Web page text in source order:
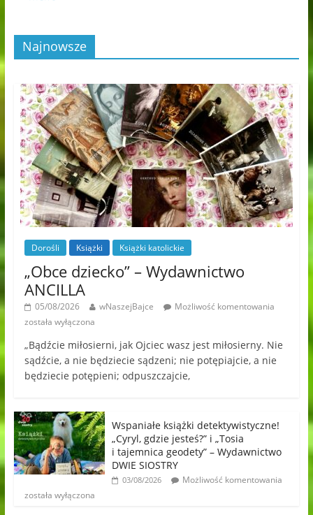
Najnowsze
Dorośli Książki Książki katolickie
„Obce dziecko” – Wydawnictwo
ANCILLA
05/08/2026 wNaszejBajce
Możliwość komentowania
została wyłączona
„Bądźcie miłosierni, jak Ojciec wasz jest miłosierny. Nie
sądźcie, a nie będziecie sądzeni; nie potępiajcie, a nie
będziecie potępieni; odpuszczajcie,
Wspaniałe książki detektywistyczne!
„Cyryl, gdzie jesteś?” i „Tosia
i tajemnica geodety” – Wydawnictwo
DWIE SIOSTRY
03/08/2026
Możliwość komentowania
została wyłączona